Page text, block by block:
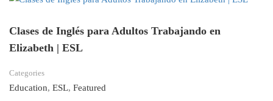
Clases de Inglés para Adultos Trabajando en
Elizabeth | ESL
Categories
Education, ESL, Featured